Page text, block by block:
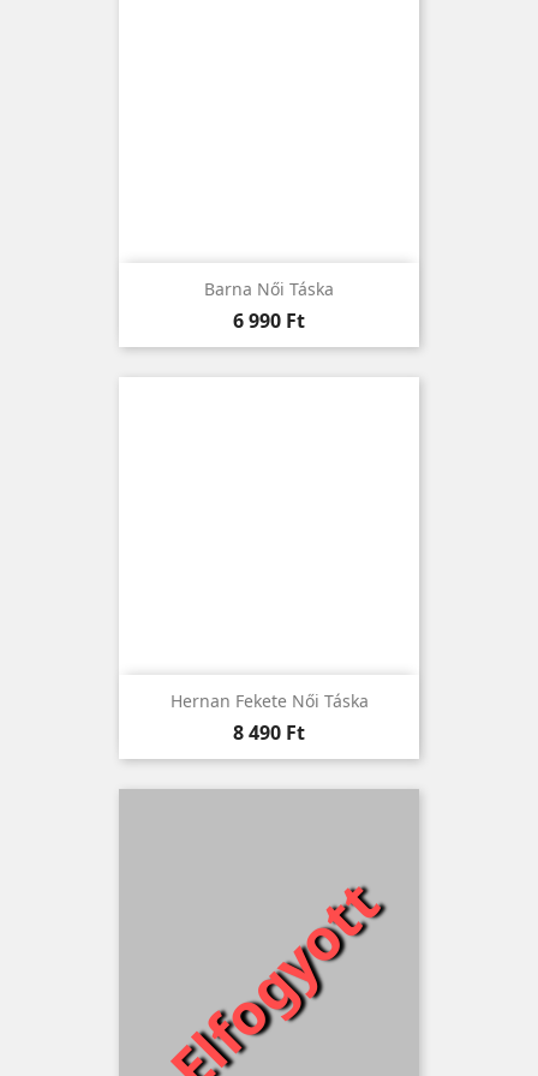
Barna Női Táska
Ár
6 990 Ft
Hernan Fekete Női Táska
Ár
8 490 Ft
Elfogyott